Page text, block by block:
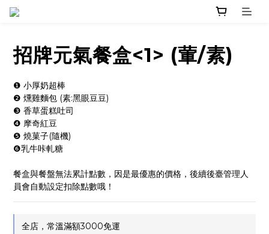
招牌元氣餐盒<1> (葷/素)
❶ 小厚奶超棒
❷ 燻雞麵包 (素:黑眼豆豆)
❸ 香草蛋糕吐司
❹ 摩奇紅豆
❺ 燒菓子(隨機)
❻乳牛咔軋糖
餐盒與餐盤無法累計點數，因是最優惠的價格，後續後臺管理人
員會自動設定扣除點數哦！
全店，常溫滿額3000免運